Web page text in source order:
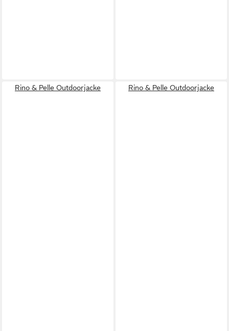
Rino & Pelle Outdoorjacke Rino & Pelle Outdoorjacke